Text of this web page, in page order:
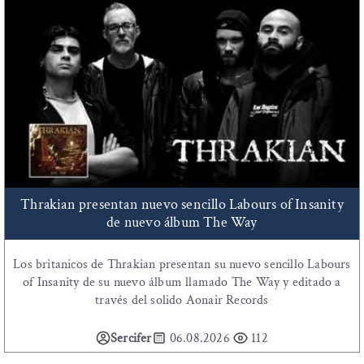
Thrakian presentan nuevo sencillo Labours of Insanity
de nuevo álbum The Way
Los britanicos de Thrakian presentan su nuevo sencillo Labours
of Insanity de su nuevo álbum llamado The Way y editado a
través del solido Aonair Records
Sercifer 06.08.2026 112